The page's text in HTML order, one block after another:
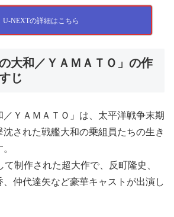
U-NEXTの詳細はこちら
大和／ＹＡＭＡＴＯ」の作
じ
ＹＡＭＡＴＯ」は、太平洋戦争末期
された戦艦大和の乗組員たちの生き
制作された超大作で、反町隆史、
仲代達矢など豪華キャストが出演し